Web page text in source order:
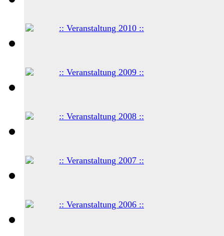
:: Veranstaltung 2010 ::
:: Veranstaltung 2009 ::
:: Veranstaltung 2008 ::
:: Veranstaltung 2007 ::
:: Veranstaltung 2006 ::